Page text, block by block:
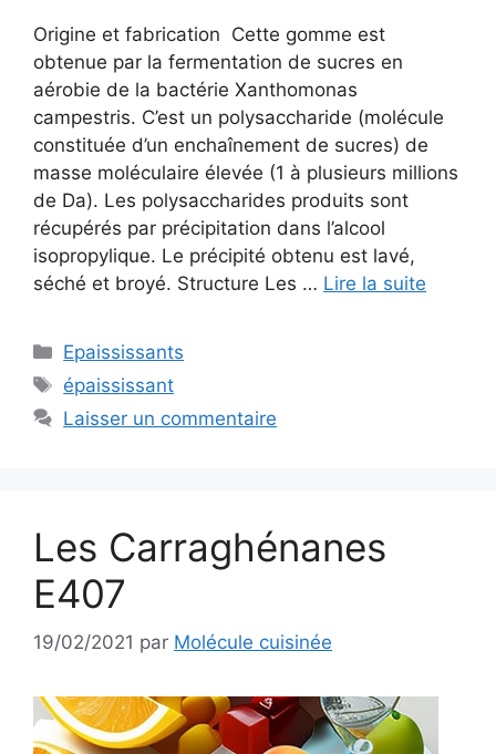
Origine et fabrication Cette gomme est
obtenue par la fermentation de sucres en
aérobie de la bactérie Xanthomonas
campestris. C’est un polysaccharide (molécule
constituée d’un enchaînement de sucres) de
masse moléculaire élevée (1 à plusieurs millions
de Da). Les polysaccharides produits sont
récupérés par précipitation dans l’alcool
isopropylique. Le précipité obtenu est lavé,
séché et broyé. Structure Les … Lire la suite
Catégories
Epaississants
Étiquettes
épaississant
Laisser un commentaire
Les Carraghénanes
E407
19/02/2021 par Molécule cuisinée